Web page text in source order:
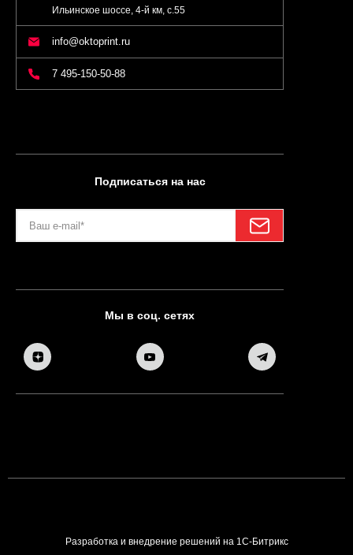
Ильинское шоссе, 4-й км, с.55
info@oktoprint.ru
7 495-150-50-88
Подписаться на нас
Мы в соц. сетях
Разработка и внедрение решений на 1С-Битрикс